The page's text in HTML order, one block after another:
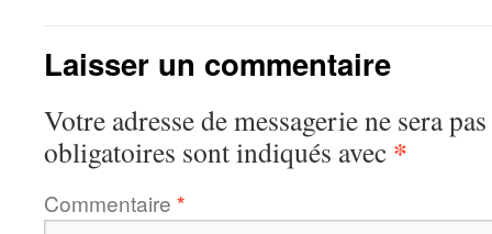
Laisser un commentaire
Votre adresse de messagerie ne sera
obligatoires sont indiqués avec *
Commentaire *